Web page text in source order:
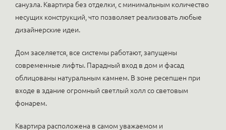
санузла. Квартира без отделки, с минимальным количество
несущих конструкций, что позволяет реализовать любые
дизайнерские идеи.
Дом заселяется, все системы работают, запущены
современные лифты. Парадный вход в дом и фасад
облицованы натуральным камнем. В зоне ресепшен при
входе в здание огромный светлый холл со световым
фонарем.
Квартира расположена в самом уважаемом и